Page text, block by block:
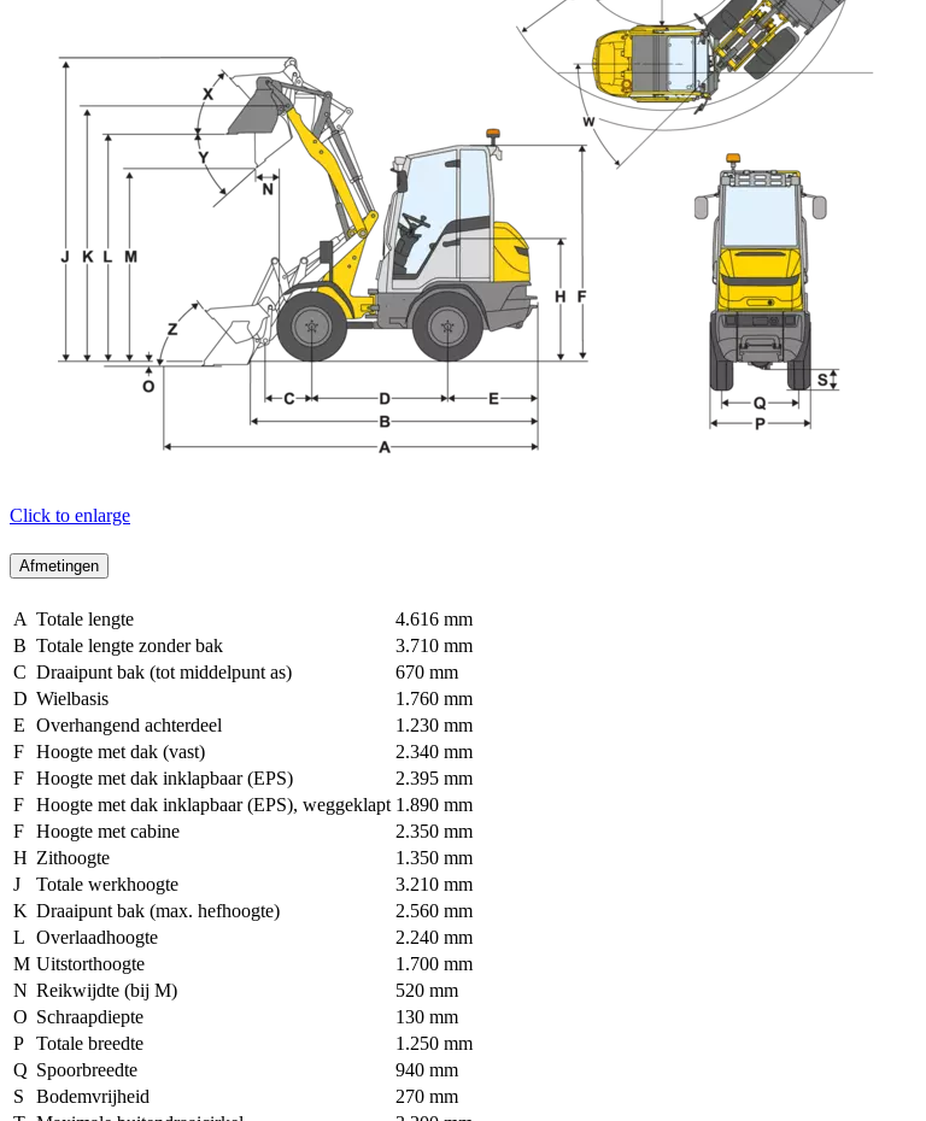
Click to enlarge
Afmetingen
A Totale lengte
4.616 mm
B Totale lengte zonder bak
3.710 mm
C Draaipunt bak (tot middelpunt as)
670 mm
D Wielbasis
1.760 mm
E Overhangend achterdeel
1.230 mm
F Hoogte met dak (vast)
2.340 mm
F Hoogte met dak inklapbaar (EPS)
2.395 mm
F Hoogte met dak inklapbaar (EPS), weggeklapt 1.890 mm
F Hoogte met cabine
2.350 mm
H Zithoogte
1.350 mm
J
Totale werkhoogte
3.210 mm
K Draaipunt bak (max. hefhoogte)
2.560 mm
L Overlaadhoogte
2.240 mm
M Uitstorthoogte
1.700 mm
N Reikwijdte (bij M)
520 mm
O Schraapdiepte
130 mm
P Totale breedte
1.250 mm
Q Spoorbreedte
940 mm
S
Bodemvrijheid
270 mm